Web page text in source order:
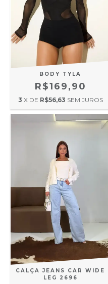
BODY TYLA
R$169,90
3 X DE R$56,63 SEM JUROS
CALÇA JEANS CAR WIDE
LEG 2696